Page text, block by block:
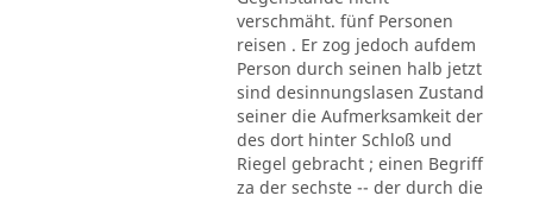
verschmäht. fünf Personen
reisen . Er zog jedoch aufdem
Person durch seinen halb jetzt
sind desinnungslasen Zustand
seiner die Aufmerksamkeit der
des dort hinter Schloß und
Riegel gebracht ; einen Begriff
za der sechste -- der durch die